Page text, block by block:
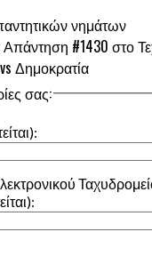
νημάτων
#1430 στο
Δημοκρατία
σας: